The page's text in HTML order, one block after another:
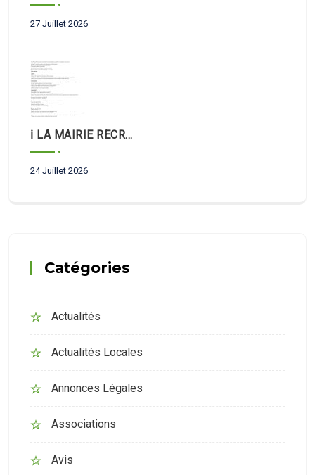
27 Juillet 2026
ℹ️ LA MAIRIE RECRUTE 📣
24 Juillet 2026
Catégories
Actualités
Actualités Locales
Annonces Légales
Associations
Avis